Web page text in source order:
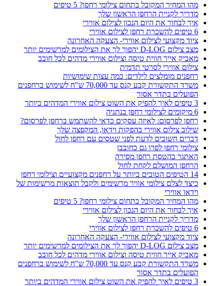
מהו המחיר המקובל בתחום צילומי רחפן? 5 טיפים
מדריך לקניית הרחפן הראשון שלך
איך לבחור את היום הנכון לצילום אווירי
6 טיפים להשכרת רחפן לצילום אווירי
ציוד מקצועי לצילום אווירי- הצעקה האחרונה
מצב צילום D-LOG יהפוך לך את הצילומים למרשימים יותר
מאביק אייר חווית טיסה וצילום אווירי מדהים לכל חובב
צילום אווירי לסרטי תדמית
רחפנים מומלצים לילדים: כמה עצות שימושיות
משרד התקשורת קבע קנס עד 70,000 ש"ח לשימוש ברחפנים
הפועלים בתדר אסור
3 טיפים לאיך להפיק את השוט צילום אווירי המדהים ביותר
6 מיקומים לצילומי רחפן בנתניה
רחפן לפרסום: לאיזה עסקים כדאי להשתמש ברחפן לפרסום?
שילוב צילום אווירי בהפקות וידאו, המקפצה שלך
דברים חשובים לדעת לפני שטסים עם רחפן לחול
צילומי רחפן לפרו גם כחובבן
האתגר בהטסת רחפן מסירה
הרחפן המושלם לקחת לחול
14 הטיפים הטובים ביותר על רחפנים מקצועיים וצילומי רחפן
כיצד לצלם צילומי אוויר מרשימים ולקבל תוצאות מרשימות של
וידאו אווירי
מהו המחיר המקובל בתחום צילומי רחפן? 5 טיפים
איך לבחור את היום הנכון לצילום אווירי
מדריך לקניית הרחפן הראשון שלך
6 טיפים להשכרת רחפן לצילום אווירי
ציוד מקצועי לצילום אווירי- הצעקה האחרונה
מצב צילום D-LOG יהפוך לך את הצילומים למרשימים יותר
מאביק אייר חווית טיסה וצילום אווירי מדהים לכל חובב
משרד התקשורת קבע קנס עד 70,000 ש"ח לשימוש ברחפנים
הפועלים בתדר אסור
3 טיפים לאיך להפיק את השוט צילום אווירי המדהים ביותר